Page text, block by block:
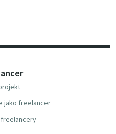
jako freelancer